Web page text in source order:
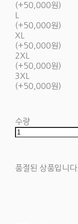
(+50,000원)
(+50,000원)
XL
(+50,000원)
2XL
(+50,000원)
3XL
(+50,000원)
수량
품절된 상품입니다.